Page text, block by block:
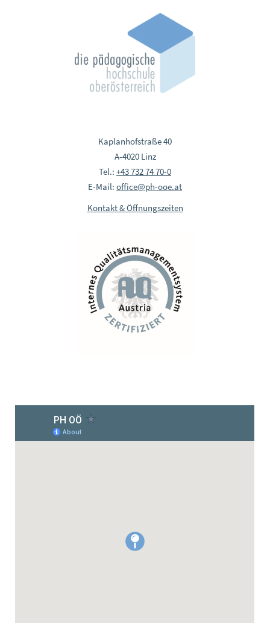
Kaplanhofstraße 40
A-4020 Linz
Tel.: +43 732 74 70-0
E-Mail: office@ph-ooe.at
Kontakt & Öffnungszeiten